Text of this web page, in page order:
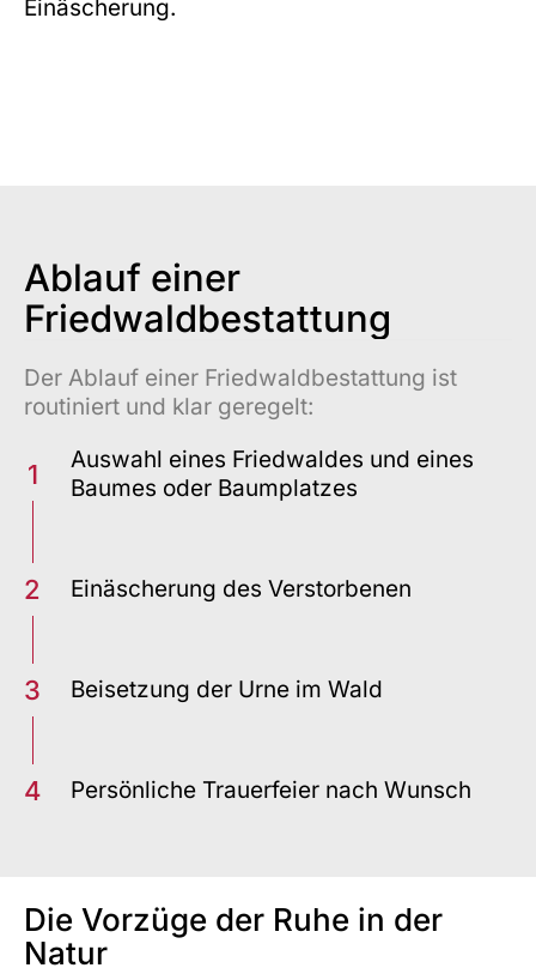
Einäscherung.
Ablauf einer
Friedwaldbestattung
Der Ablauf einer Friedwaldbestattung ist
routiniert und klar geregelt:
1
Auswahl eines Friedwaldes und eines
Baumes oder Baumplatzes
2 Einäscherung des Verstorbenen
3 Beisetzung der Urne im Wald
4 Persönliche Trauerfeier nach Wunsch
Die Vorzüge der Ruhe in der
Natur